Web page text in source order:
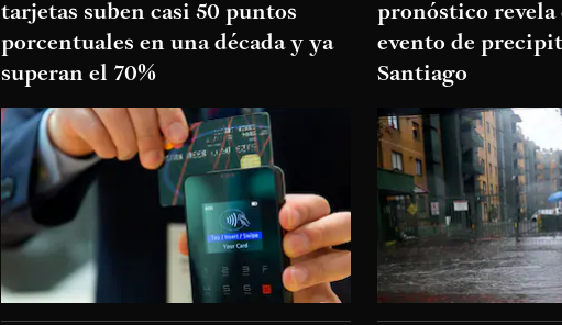
tarjetas suben casi 50 puntos
porcentuales en una década y ya
superan el 70%
pronóstico revela
evento de
Santiago